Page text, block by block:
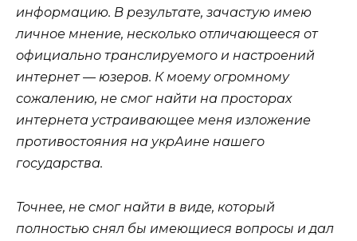
информацию. В результате, зачастую имею
личное мнение, несколько отличающееся от
официально транслируемого и настроений
интернет — юзеров. К моему огромному
сожалению, не смог найти на просторах
интернета устраивающее меня изложение
противостояния на укрАине нашего
государства.
Точнее, не смог найти в виде, который
полностью снял бы имеющиеся вопросы и дал